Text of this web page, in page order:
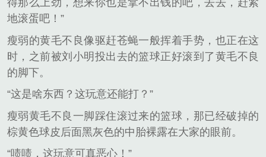
地滚蛋吧！”
瘦弱的黄毛不良像驱赶苍蝇一般挥着手势，也正在这
时，之前被刘小明投出去的篮球正好滚到了黄毛不良
的脚下。
“这是啥东西？这玩意还能打？”
瘦弱黄毛不良一脚踩住滚过来的篮球，那已经破掉的
棕黄色球皮后面黑灰色的中胎裸露在大家的眼前。
“啧啧，这玩意可真恶心！”